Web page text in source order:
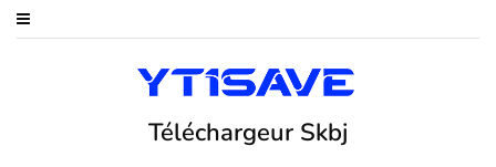
Téléchargeur Skbj